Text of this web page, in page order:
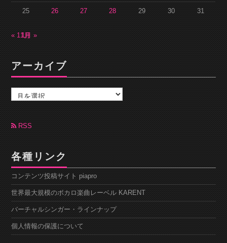
25 26 27 28 29 30 31
« 11月1月 »
アーカイブ
カ
ブ RSS
各種リンク
コンテンツ投稿サイト piapro
世界最大規模のボカロ楽曲レーベル KARENT
バーチャルシンガー・ラインナップ
個人情報の保護について